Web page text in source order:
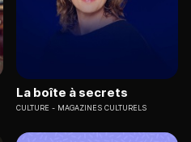
La boîte à secrets
CULTURE MAGAZINES CULTURELS